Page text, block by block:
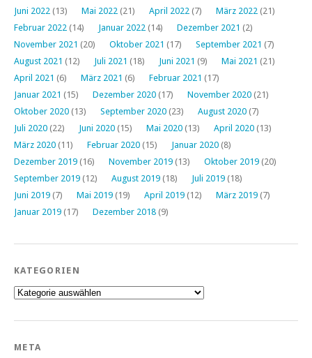
Juni 2022 (13) Mai 2022 (21) April 2022 (7) März 2022 (21)
Februar 2022 (14) Januar 2022 (14) Dezember 2021 (2)
November 2021 (20) Oktober 2021 (17) September 2021 (7)
August 2021 (12) Juli 2021 (18) Juni 2021 (9) Mai 2021 (21)
April 2021 (6) März 2021 (6) Februar 2021 (17)
Januar 2021 (15) Dezember 2020 (17) November 2020 (21)
Oktober 2020 (13) September 2020 (23) August 2020 (7)
Juli 2020 (22) Juni 2020 (15) Mai 2020 (13) April 2020 (13)
März 2020 (11) Februar 2020 (15) Januar 2020 (8)
Dezember 2019 (16) November 2019 (13) Oktober 2019 (20)
September 2019 (12) August 2019 (18) Juli 2019 (18)
Juni 2019 (7) Mai 2019 (19) April 2019 (12) März 2019 (7)
Januar 2019 (17) Dezember 2018 (9)
KATEGORIEN
Kategorien
META